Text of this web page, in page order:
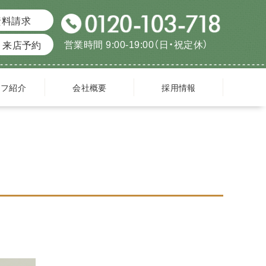
請求
来店予約
営業時間 9:00-19:00（日・祝定休）
紹介 会社概要 採用情報